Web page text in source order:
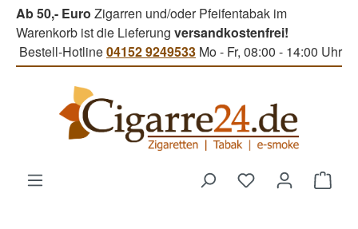
Zum Hauptinhalt springen
Ab 50,- Euro Zigarren und/oder Pfeifentabak im
Warenkorb ist die Lieferung versandkostenfrei!
Bestell-Hotline04152 9249533 Mo - Fr, 08:00 - 14:00 Uhr
Du hast 0